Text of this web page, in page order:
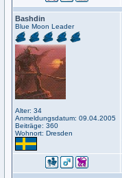
Bashdin
Blue Moon Leader
Alter: 34
Anmeldungsdatum: 09.04.2005
Beiträge: 360
Wohnort: Dresden